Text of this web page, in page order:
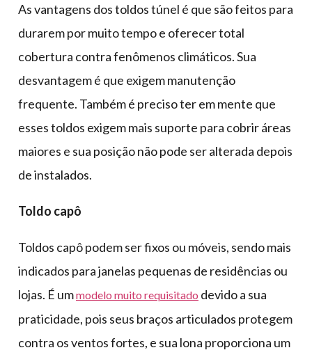
As vantagens dos toldos túnel é que são feitos para
durarem por muito tempo e oferecer total
cobertura contra fenômenos climáticos. Sua
desvantagem é que exigem manutenção
frequente. Também é preciso ter em mente que
esses toldos exigem mais suporte para cobrir áreas
maiores e sua posição não pode ser alterada depois
de instalados.
Toldo capô
Toldos capô podem ser fixos ou móveis, sendo mais
indicados para janelas pequenas de residências ou
lojas. É ummodelo muito requisitado devido a sua
praticidade, pois seus braços articulados protegem
contra os ventos fortes, e sua lona proporciona um